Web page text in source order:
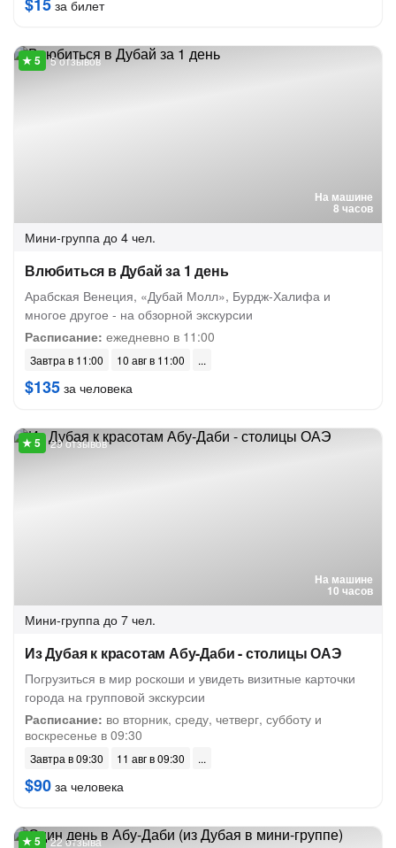
за билет
На машине
8 часов
5 отзывов
Мини-группа до 4 чел.
Влюбиться в Дубай за 1 день
Арабская Венеция, «Дубай Молл», Бурдж-Халифа и
многое другое - на обзорной экскурсии
Расписание: ежедневно в 11:00
Завтра в 11:00 10 авг в 11:00
$135 за человека
На машине
10 часов
29 отзывов
Мини-группа до 7 чел.
Из Дубая к красотам Абу-Даби - столицы ОАЭ
Погрузиться в мир роскоши и увидеть визитные карточки
города на групповой экскурсии
Расписание: во вторник, среду, четверг, субботу и
воскресенье в 09:30
Завтра в 09:30 11 авг в 09:30
$90 за человека
22 отзыва